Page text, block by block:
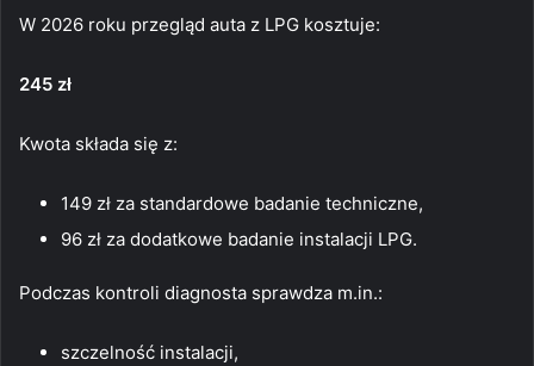
W 2026 roku przegląd auta z LPG kosztuje:
245 zł
Kwota składa się z:
149 zł za standardowe badanie techniczne,
96 zł za dodatkowe badanie instalacji LPG.
Podczas kontroli diagnosta sprawdza m.in.:
szczelność instalacji,